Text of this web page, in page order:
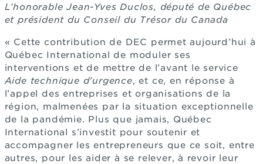
L’honorable Jean-Yves Duclos, député de Québec
et président du Conseil du Trésor du Canada
« Cette contribution de DEC permet aujourd’hui à
Québec International de moduler ses
interventions et de mettre de l’avant le service
Aide technique d’urgence, et ce, en réponse à
l’appel des entreprises et organisations de la
région, malmenées par la situation exceptionnelle
de la pandémie. Plus que jamais, Québec
International s’investit pour soutenir et
accompagner les entrepreneurs que ce soit, entre
autres, pour les aider à se relever, à revoir leur